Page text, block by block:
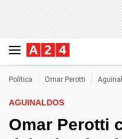
Política Omar Perotti
AGUINALDOS
Omar Perotti